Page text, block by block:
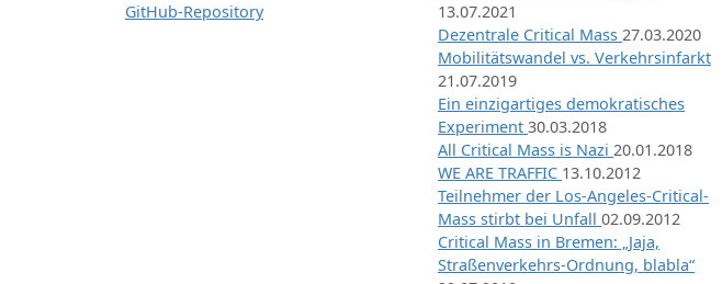
GitHub-Repository
13.07.2021
Dezentrale Critical Mass 27.03.2020
Mobilitätswandel vs. Verkehrsinfarkt
21.07.2019
Ein einzigartiges demokratisches
Experiment 30.03.2018
All Critical Mass is Nazi 20.01.2018
WE ARE TRAFFIC 13.10.2012
Teilnehmer der Los-Angeles-Critical-
Mass stirbt bei Unfall 02.09.2012
Critical Mass in Bremen: „Jaja,
Straßenverkehrs-Ordnung, blabla“